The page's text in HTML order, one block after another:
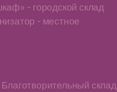
- городской склад
- местное
склад